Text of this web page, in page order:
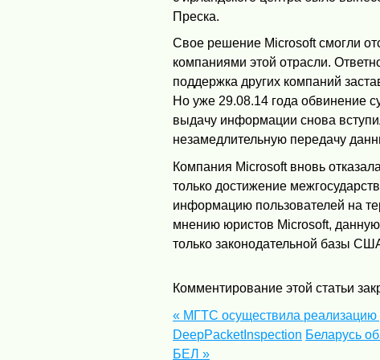
Преска.
Свое решение Microsoft смогли
компаниями этой отрасли.
поддержка других компаний
Но уже 29.08.14 года обвинение
выдачу информации снова
незамедлительную передачу
Компания Microsoft вновь
только достижение
информацию пользователей на
мнению юристов Microsoft,
только законодательной базы
Комментирование этой статьи
« МГТС осуществила
DeepPacketInspection Беларусь
БЕЛ »